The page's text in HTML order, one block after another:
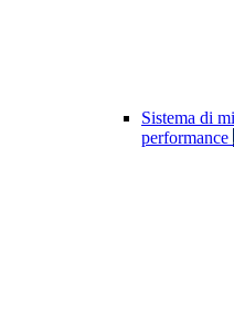
Sistema di
performance